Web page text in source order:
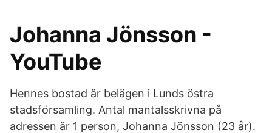
Johanna Jönsson -
YouTube
Hennes bostad är belägen i Lunds östra
stadsförsamling. Antal mantalsskrivna på
adressen är 1 person, Johanna Jönsson (23 år).